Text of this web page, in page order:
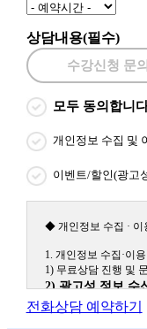
상담내용(필수)
수강신청 문의
모두 동의합니
개인정보 수집 및
이벤트/할인(광고
◆ 개인정보 수집 · 이
1. 개인정보 수집·이
1) 무료상담 진행 및
2) 광고성 정보 수
원격평생교육원을
전화상담 예약하기